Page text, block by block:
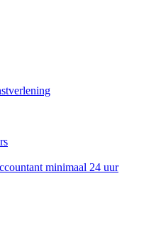
minimaal 24 uur